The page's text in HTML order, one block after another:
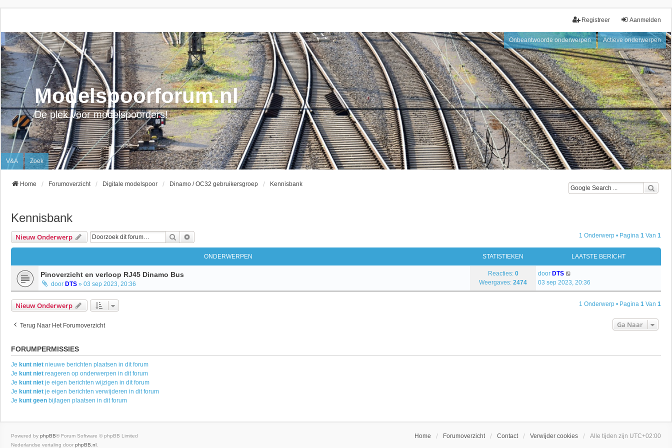
Aanmelden
Registreer
Onbeantwoorde onderwerpen Actieve onderwerpen
Modelspoorforum.nl
De plek voor modelspoorders!
V&A Zoek
Home Forumoverzicht Digitale modelspoor Dinamo / OC32 gebruikersgroep Kennisbank
Kennisbank
Nieuw Onderwerp Zoek 1 Onderwerp • Pagina 1 Van 1
ONDERWERPEN STATISTIEKEN LAATSTE BERICHT
Pinoverzicht en verloop RJ45 Dinamo Bus
door DTS » 03 sep 2023, 20:36
Reacties: 0
Weergaves: 2474
door DTS
03 sep 2023, 20:36
Nieuw Onderwerp 1 Onderwerp • Pagina 1 Van 1
Terug Naar Het Forumoverzicht Ga Naar
FORUMPERMISSIES
Je kunt niet nieuwe berichten plaatsen in dit forum
Je kunt niet reageren op onderwerpen in dit forum
Je kunt niet je eigen berichten wijzigen in dit forum
Je kunt niet je eigen berichten verwijderen in dit forum
Je kunt geen bijlagen plaatsen in dit forum
Home Forumoverzicht Contact Verwijder cookies Alle tijden zijn UTC+02:00
Powered by phpBB® Forum Software © phpBB Limited
Nederlandse vertaling door phpBB.nl